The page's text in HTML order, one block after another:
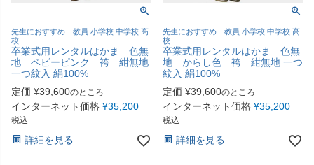
先生におすすめ 教員 小学校 中学校 高
校
卒業式用レンタルはかま 色無
地 ベビーピンク 袴 紺無地
一つ紋入 絹100%
定価 ¥39,600のところ
インターネット価格 ¥35,200
税込
詳細を見る
先生におすすめ 教員 小学校 中学校 高
校
卒業式用レンタルはかま 色無
地 からし色 袴 紺無地 一つ
紋入 絹100%
定価 ¥39,600のところ
インターネット価格 ¥35,200
税込
詳細を見る